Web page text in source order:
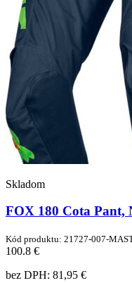
Skladom
FOX 180 Cota Pant,
Kód produktu: 21727-007-
100.8 €
bez DPH: 81,95 €